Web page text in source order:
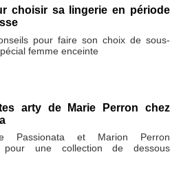
choisir sa lingerie en période
pour faire son choix de sous-
femme enceinte
arty de Marie Perron chez
Passionata et Marion Perron
pour une collection de dessous